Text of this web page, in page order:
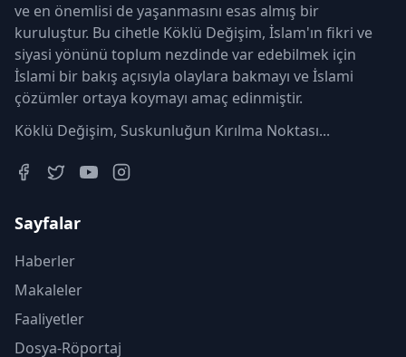
ve en önemlisi de yaşanmasını esas almış bir
kuruluştur. Bu cihetle Köklü Değişim, İslam'ın fikri ve
siyasi yönünü toplum nezdinde var edebilmek için
İslami bir bakış açısıyla olaylara bakmayı ve İslami
çözümler ortaya koymayı amaç edinmiştir.
Köklü Değişim, Suskunluğun Kırılma Noktası...
Sayfalar
Haberler
Makaleler
Faaliyetler
Dosya-Röportaj